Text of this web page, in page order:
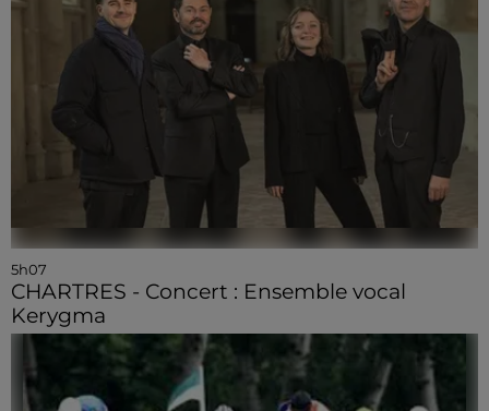
5h07
CHARTRES - Concert : Ensemble vocal
Kerygma